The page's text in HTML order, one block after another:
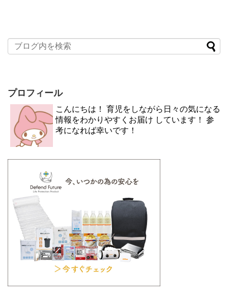
プロフィール
こんにちは！ 育児をしながら日々の気になる
情報をわかりやすくお届け しています！ 参
考になれば幸いです！